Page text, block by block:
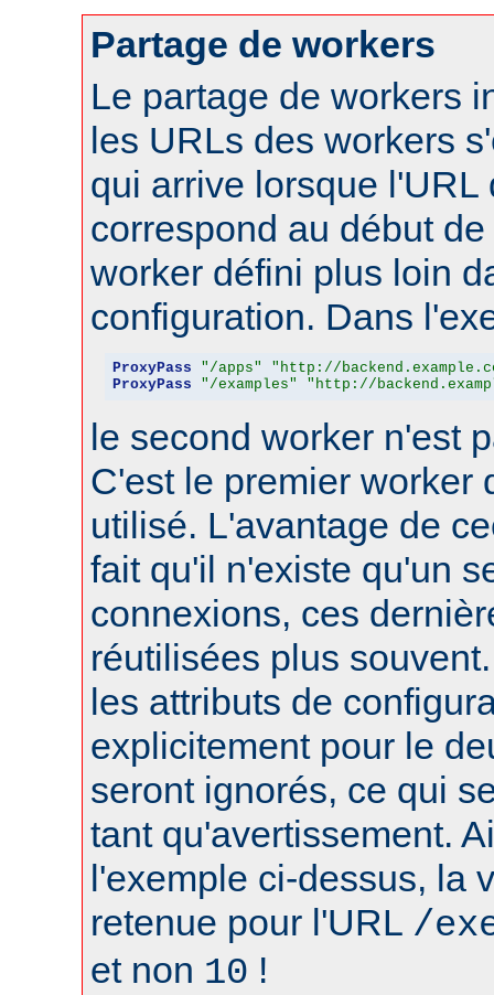
Partage de workers
Le partage de workers
les URLs des workers
qui arrive lorsque l'URL
correspond au début
worker défini plus loin
configuration. Dans
ProxyPass "/apps"
"http://
ProxyPass
"/examples" "http://
le second worker n'est
C'est le premier worker
utilisé. L'avantage de
fait qu'il n'existe qu'un
connexions, ces
réutilisées plus
les attributs de
explicitement pour le
seront ignorés, ce qui
tant qu'avertissement.
l'exemple ci-dessus, la
retenue pour l'URL /
et non 10 !